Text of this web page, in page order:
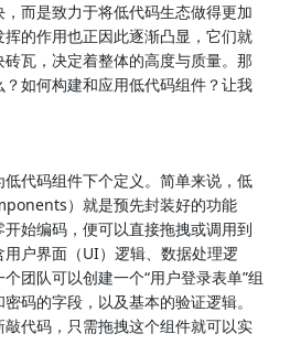
而是致力于将低代码生态做得更加
的作用也正因此逐渐凸显，它们就
瓦，决定着整体的高度与质量。那
如何构建和应用低代码组件？让我
代码组件下个定义。简单来说，低
）就是预先封装好的功能
始编码，便可以直接拖拽或调用到
户界面（UI）逻辑、数据处理逻
团队可以创建一个“用户登录表单”组
码的字段，以及基本的验证逻辑。
代码，只需拖拽这个组件就可以实